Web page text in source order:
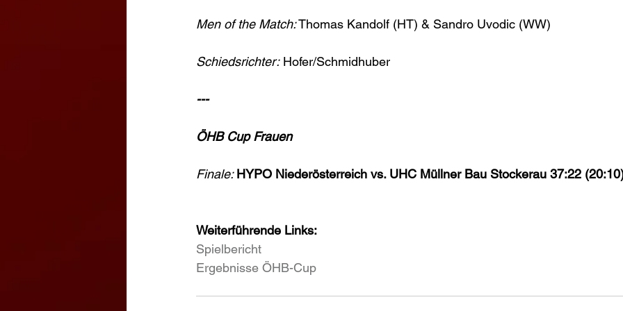
Men of the Match: Thomas Kandolf (HT) & Sandro Uvodic (WW)
Schiedsrichter: Hofer/Schmidhuber
---
ÖHB Cup Frauen
Finale: HYPO Niederösterreich vs. UHC Müllner Bau Stockerau 37:22
Weiterführende Links:
Spielbericht
Ergebnisse ÖHB-Cup